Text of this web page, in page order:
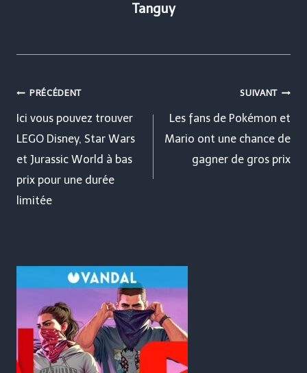
Tanguy
Navigation
de
l’article
PRÉCÉDENT
Ici vous pouvez trouver
LEGO Disney, Star Wars
et Jurassic World à bas
prix pour une durée
limitée
SUIVANT
Les fans de Pokémon et
Mario ont une chance de
gagner de gros prix